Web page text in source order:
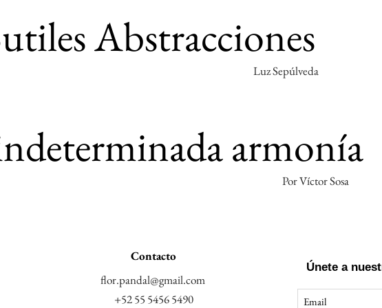
Abstracciones
Luz Sepúlveda
armonía
Por Víctor Sosa
Contacto
flor.pandal@gmail.com
+52 55 5456 5490
Únete a